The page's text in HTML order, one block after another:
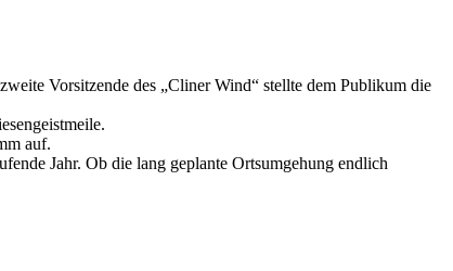
Vorsitzende des „Cliner Wind“ stellte dem Publikum die
auf.
Jahr. Ob die lang geplante Ortsumgehung endlich